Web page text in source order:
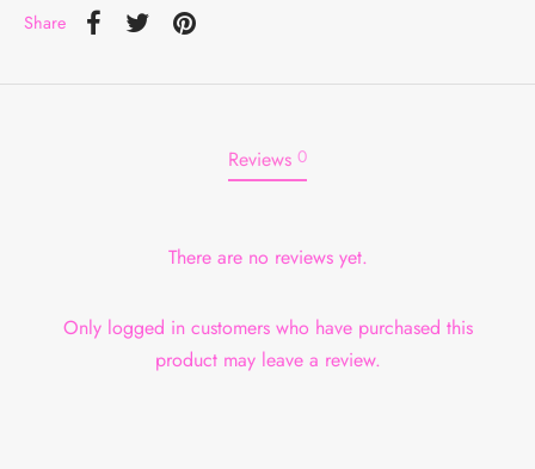
Share
Reviews 0
There are no reviews yet.
Only logged in customers who have purchased this
product may leave a review.